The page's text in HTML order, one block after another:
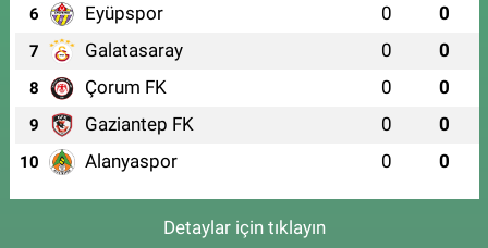
6 Eyüpspor 0 0
7 Galatasaray 0 0
8 Çorum FK 0 0
9 Gaziantep FK 0 0
10 Alanyaspor 0 0
Detaylar için tıklayın